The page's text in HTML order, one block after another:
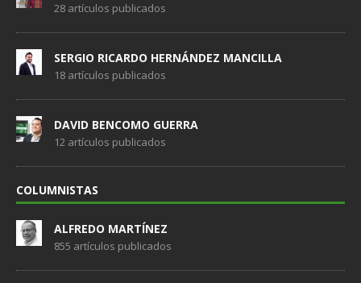
28 artículos publicados
SERGIO RICARDO HERNÁNDEZ MANCILLA
18 artículos publicados
DAVID BENCOMO GUERRA
12 artículos publicados
COLUMNISTAS
ALFREDO MARTÍNEZ
855 artículos publicados